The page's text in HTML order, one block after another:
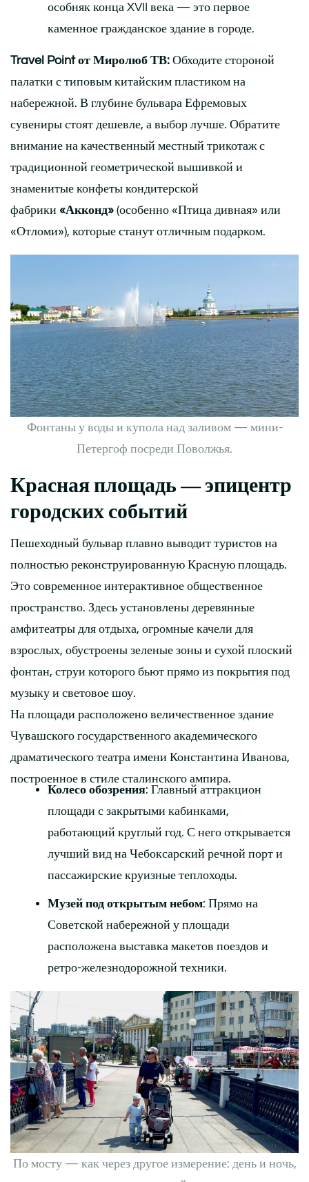
особняк конца XVII века — это первое
каменное гражданское здание в городе.
Travel Point от Миролюб ТВ: Обходите стороной
палатки с типовым китайским пластиком на
набережной. В глубине бульвара Ефремовых
сувениры стоят дешевле, а выбор лучше. Обратите
внимание на качественный местный трикотаж с
традиционной геометрической вышивкой и
знаменитые конфеты кондитерской
фабрики «Акконд» (особенно «Птица дивная» или
«Отломи»), которые станут отличным подарком.
Фонтаны у воды и купола над заливом — мини-
Петергоф посреди Поволжья.
Красная площадь — эпицентр
городских событий
Пешеходный бульвар плавно выводит туристов на
полностью реконструированную Красную площадь.
Это современное интерактивное общественное
пространство. Здесь установлены деревянные
амфитеатры для отдыха, огромные качели для
взрослых, обустроены зеленые зоны и сухой плоский
фонтан, струи которого бьют прямо из покрытия под
музыку и световое шоу.
На площади расположено величественное здание
Чувашского государственного академического
драматического театра имени Константина Иванова,
построенное в стиле сталинского ампира.
Колесо обозрения: Главный аттракцион
площади с закрытыми кабинками,
работающий круглый год. С него открывается
лучший вид на Чебоксарский речной порт и
пассажирские круизные теплоходы.
Музей под открытым небом: Прямо на
Советской набережной у площади
расположена выставка макетов поездов и
ретро-железнодорожной техники.
По мосту — как через другое измерение: день и ночь,